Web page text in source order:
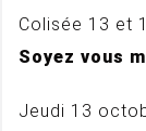
Colisée 13 et
Soyez vous
Jeudi 13